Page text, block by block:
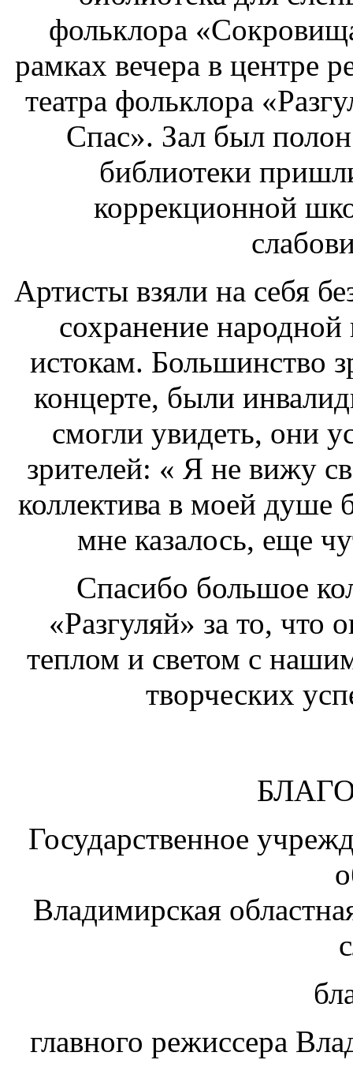
фольклора
рамках вечера в центре
театра фольклора
Спас». Зал был
библиотеки
коррекционной
Артисты взяли на себя
сохранение
истокам. Большинство
концерте, были
смогли увидеть, они
зрителей: « Я не вижу
коллектива в моей душе
мне казалось, еще
Спасибо большое
«Разгуляй» за то, что
теплом и светом с
творческих
Государственное
Владимирская
главного режиссера